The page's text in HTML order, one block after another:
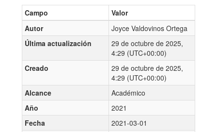
Campo
Valor
Autor
Joyce Valdovinos Ortega
Última actualización
29 de octubre de 2025,
4:29 (UTC+00:00)
Creado
29 de octubre de 2025,
4:29 (UTC+00:00)
Alcance
Académico
Año
2021
Fecha
2021-03-01